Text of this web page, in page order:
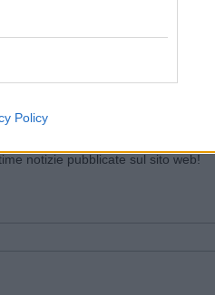
Policy
notizie pubblicate sul sito web!